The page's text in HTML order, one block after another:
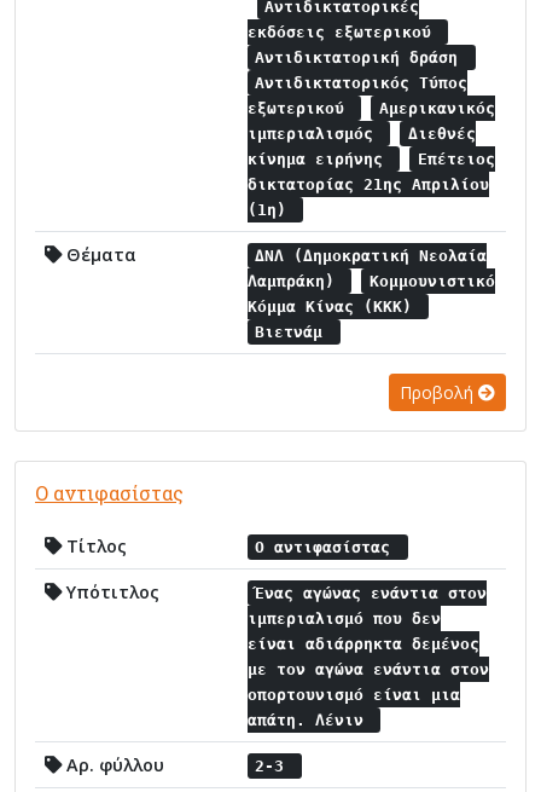
Αντιδικτατορικές
εκδόσεις εξωτερικού
Αντιδικτατορική δράση
Αντιδικτατορικός Τύπος
εξωτερικού
Αμερικανικός
ιμπεριαλισμός
Διεθνές
κίνημα ειρήνης
Επέτειος
δικτατορίας 21ης Απριλίου
(1η)
Θέματα
ΔΝΛ (Δημοκρατική Νεολαία
Λαμπράκη)
Κομμουνιστικό
Κόμμα Κίνας (ΚΚΚ)
Βιετνάμ
Προβολή
Ο αντιφασίστας
Τίτλος Ο αντιφασίστας
Υπότιτλος
Ένας αγώνας ενάντια στον
ιμπεριαλισμό που δεν
είναι αδιάρρηκτα δεμένος
με τον αγώνα ενάντια στον
οπορτουνισμό είναι μια
απάτη. Λένιν
Αρ. φύλλου 2-3